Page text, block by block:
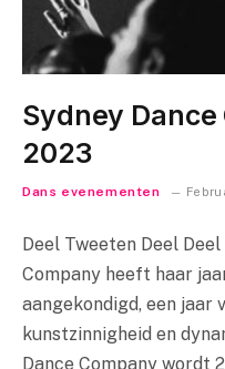
Sydney
2023
Dans evenementen
Deel Tweeten Deel
Company heeft haar
aangekondigd, een jaar
kunstzinnigheid en
Dance Company wordt